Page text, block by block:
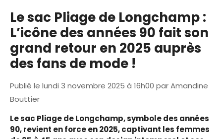
Le sac Pliage de Longchamp :
L’icône des années 90 fait son
grand retour en 2025 auprès
des fans de mode !
Publié le lundi 3 novembre 2025 à 16h00 parAmandine
Bouttier
Le sac Pliage de Longchamp, symbole des années
90, revient en force en 2025, captivant les femmes